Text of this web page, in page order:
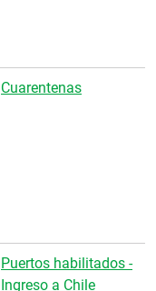
Cuarentenas
Puertos habilitados -
Ingreso a Chile